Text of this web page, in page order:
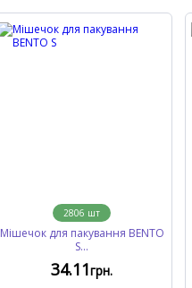
2806 шт
Мішечок для пакування BENTO
S...
34.11грн.